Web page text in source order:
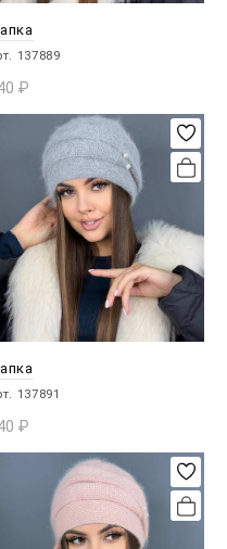
137889
₽
В КОРЗИНУ
137891
₽
В КОРЗИНУ